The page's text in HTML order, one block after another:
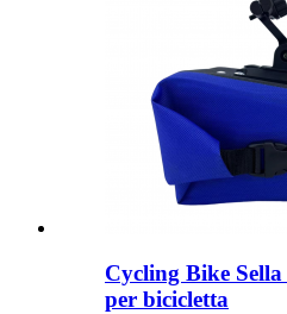
Cycling Bike
per bicicletta